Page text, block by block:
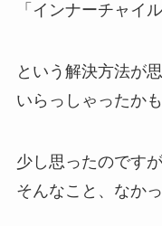
「インナーチャイ
という解決方法が
いらっしゃったか
少し思ったのですが
そんなこと、なか